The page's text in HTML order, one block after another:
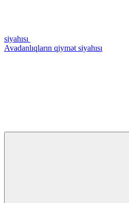
siyahısı
Avadanlıqların qiymət siyahısı